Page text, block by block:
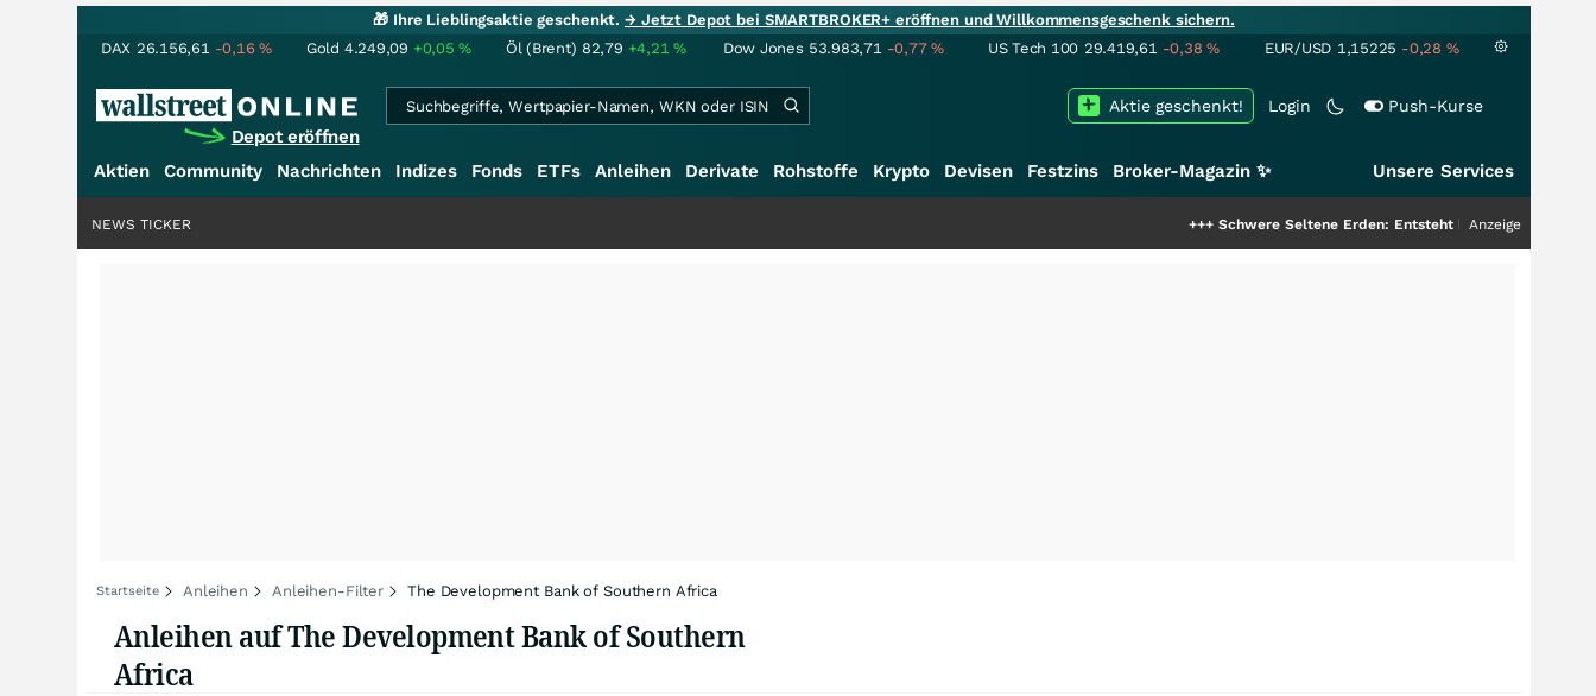
🎁 Ihre Lieblingsaktie geschenkt.→ Jetzt Depot bei SMARTBROKER+ eröffnen und Willkommensgeschenk sichern.
DAX 26.156,61 -0,16% Gold 4.249,09 +0,05% Öl (Brent) 82,79 +4,21% Dow Jones 53.983,71 -0,77% US Tech 100 29.419,61 -0,38% EUR/USD 1,15225 -0,28 %
Depot eröffnen
Login Push-Kurse
Aktie geschenkt!
Aktien Community Nachrichten Indizes Fonds ETFs Anleihen Derivate Rohstoffe Krypto Devisen Festzins Broker-Magazin ✨ Unsere Services
Schwere Seltene Erden: Entsteht hier die nächste
Anzeige
NEWS TICKER
Startseite Anleihen Anleihen-Filter The Development Bank of Southern Africa
Anleihen auf The Development Bank of Southern
Africa